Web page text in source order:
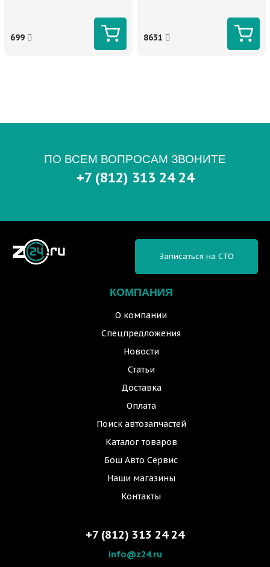
699 8631
ПО ВСЕМ ВОПРОСАМ ЗВОНИТЕ
+7 (812) 313 24 24
КОМПАНИЯ
О компании
Спецпредложения
Новости
Статьи
Доставка
Оплата
Поиск автозапчастей
Каталог товаров
Бош Авто Сервис
Наши магазины
Контакты
Записаться на СТО
+7 (812) 313 24 24
info@z24.ru